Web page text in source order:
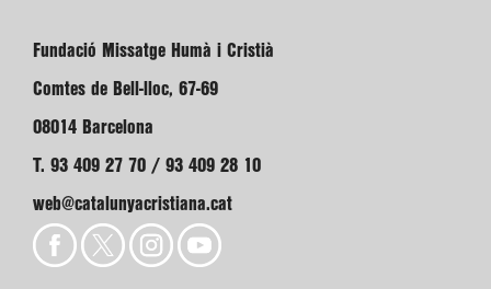
Fundació Missatge Humà i Cristià
Comtes de Bell-lloc, 67-69
08014 Barcelona
T. 93 409 27 70 / 93 409 28 10
web@catalunyacristiana.cat